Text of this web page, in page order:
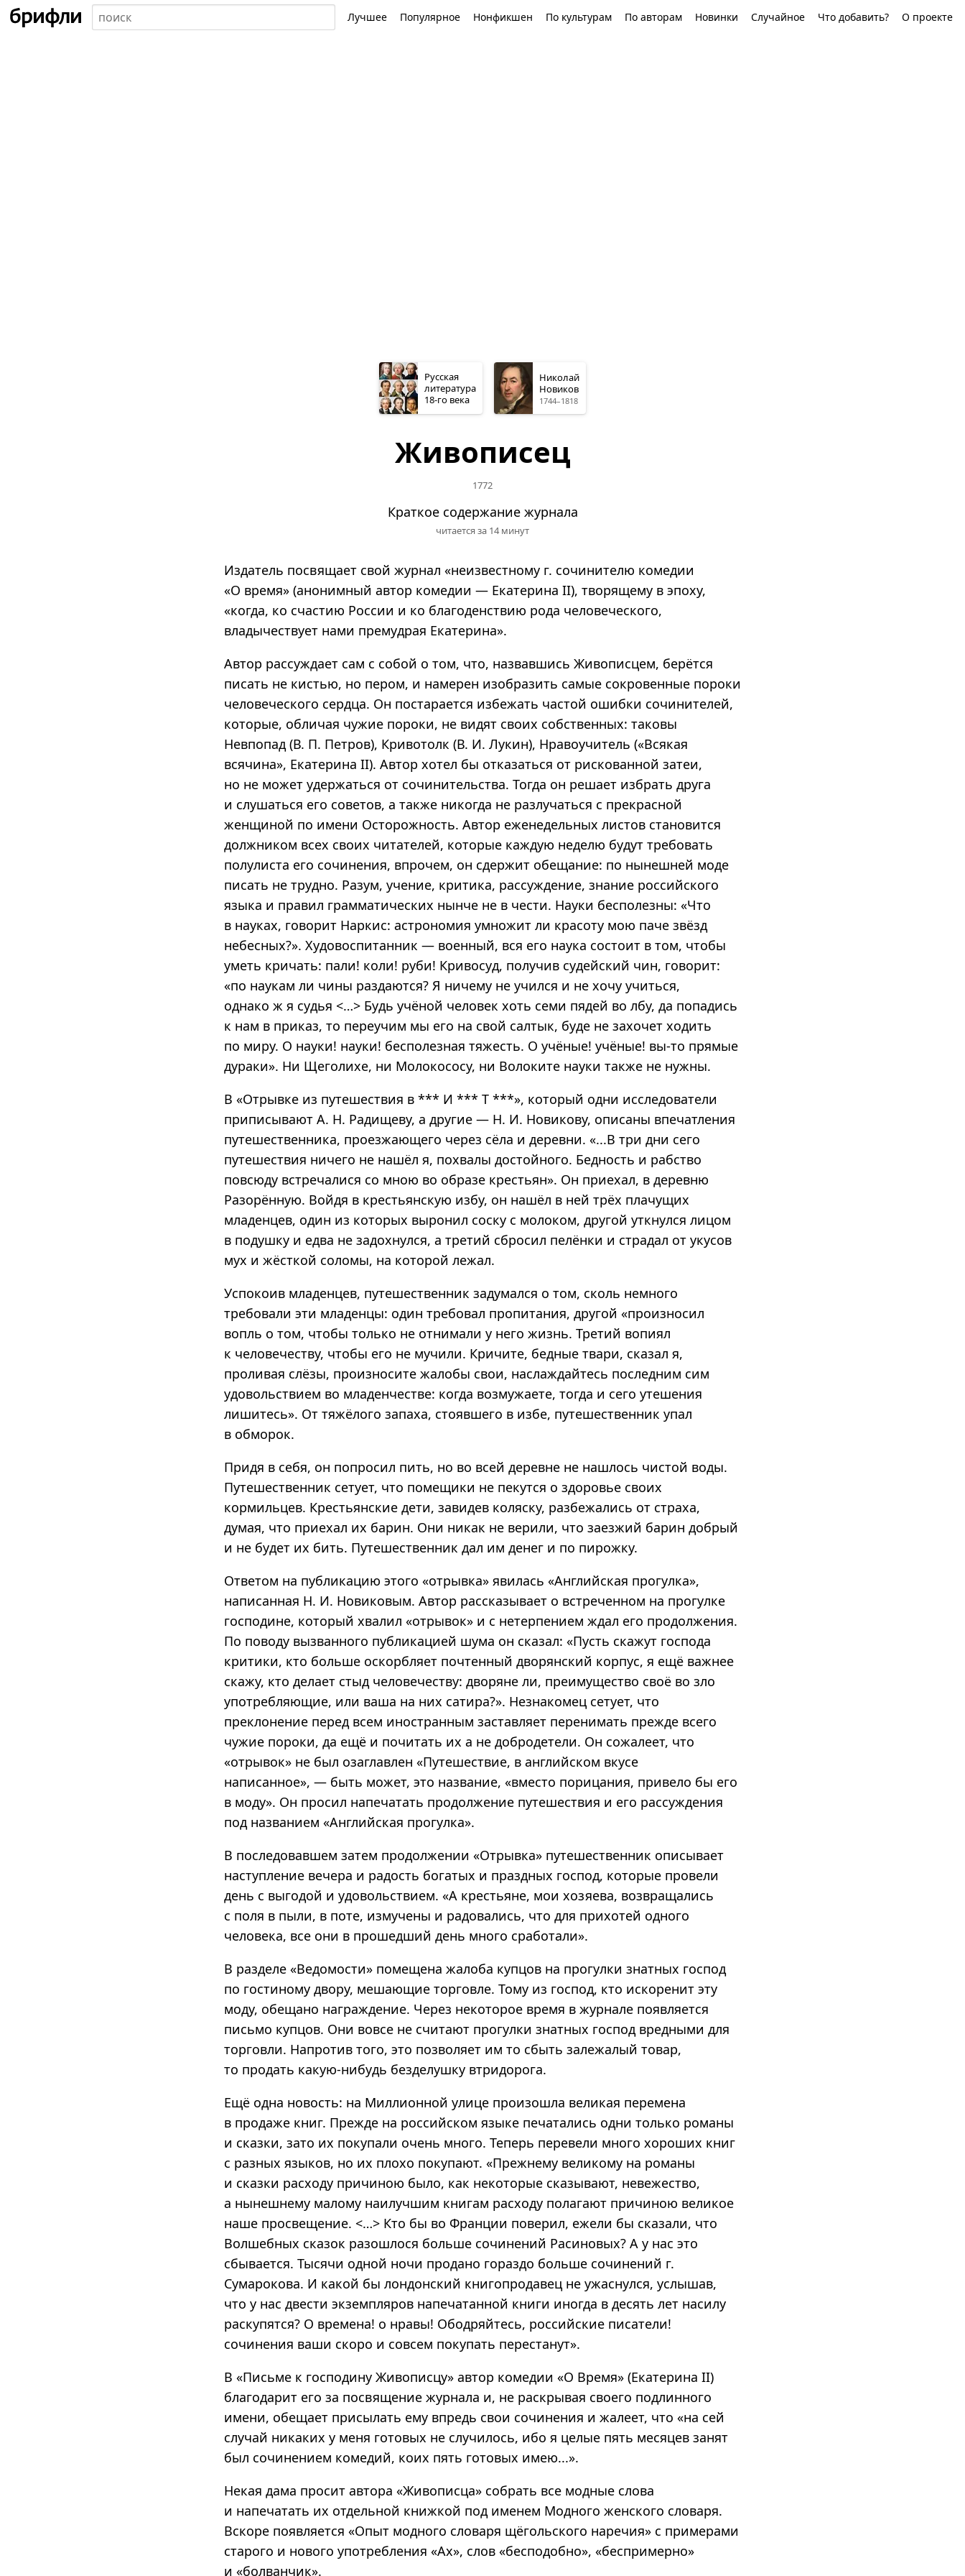
Лучшее Популярное Нонфикшен По культурам По авторам Новинки Случайное Что добавить? О проекте
Русская
литература
18-го века
Николай
Новиков
1744–1818
Живописец
1772
Краткое содержание журнала
читается за 14 минут
Издатель посвящает свой журнал «неизвестному г. сочинителю комедии
«О время» (анонимный автор комедии — Екатерина II), творящему в эпоху,
«когда, ко счастию России и ко благоденствию рода человеческого,
владычествует нами премудрая Екатерина».
Автор рассуждает сам с собой о том, что, назвавшись Живописцем, берётся
писать не кистью, но пером, и намерен изобразить самые сокровенные пороки
человеческого сердца. Он постарается избежать частой ошибки сочинителей,
которые, обличая чужие пороки, не видят своих собственных: таковы
Невпопад (В. П. Петров), Кривотолк (В. И. Лукин), Нравоучитель («Всякая
всячина», Екатерина II). Автор хотел бы отказаться от рискованной затеи,
но не может удержаться от сочинительства. Тогда он решает избрать друга
и слушаться его советов, а также никогда не разлучаться с прекрасной
женщиной по имени Осторожность. Автор еженедельных листов становится
должником всех своих читателей, которые каждую неделю будут требовать
полулиста его сочинения, впрочем, он сдержит обещание: по нынешней моде
писать не трудно. Разум, учение, критика, рассуждение, знание российского
языка и правил грамматических нынче не в чести. Науки бесполезны: «Что
в науках, говорит Наркис: астрономия умножит ли красоту мою паче звёзд
небесных?». Худовоспитанник — военный, вся его наука состоит в том, чтобы
уметь кричать: пали! коли! руби! Кривосуд, получив судейский чин, говорит:
«по наукам ли чины раздаются? Я ничему не учился и не хочу учиться,
однако ж я судья <…> Будь учёной человек хоть семи пядей во лбу, да попадись
к нам в приказ, то переучим мы его на свой салтык, буде не захочет ходить
по миру. О науки! науки! бесполезная тяжесть. О учёные! учёные! вы-то прямые
дураки». Ни Щеголихе, ни Молокососу, ни Волоките науки также не нужны.
В «Отрывке из путешествия в *** И *** Т ***», который одни исследователи
приписывают А. Н. Радищеву, а другие — Н. И. Новикову, описаны впечатления
путешественника, проезжающего через сёла и деревни. «...В три дни сего
путешествия ничего не нашёл я, похвалы достойного. Бедность и рабство
повсюду встречалися со мною во образе крестьян». Он приехал, в деревню
Разорённую. Войдя в крестьянскую избу, он нашёл в ней трёх плачущих
младенцев, один из которых выронил соску с молоком, другой уткнулся лицом
в подушку и едва не задохнулся, а третий сбросил пелёнки и страдал от укусов
мух и жёсткой соломы, на которой лежал.
Успокоив младенцев, путешественник задумался о том, сколь немного
требовали эти младенцы: один требовал пропитания, другой «произносил
вопль о том, чтобы только не отнимали у него жизнь. Третий вопиял
к человечеству, чтобы его не мучили. Кричите, бедные твари, сказал я,
проливая слёзы, произносите жалобы свои, наслаждайтесь последним сим
удовольствием во младенчестве: когда возмужаете, тогда и сего утешения
лишитесь». От тяжёлого запаха, стоявшего в избе, путешественник упал
в обморок.
Придя в себя, он попросил пить, но во всей деревне не нашлось чистой воды.
Путешественник сетует, что помещики не пекутся о здоровье своих
кормильцев. Крестьянские дети, завидев коляску, разбежались от страха,
думая, что приехал их барин. Они никак не верили, что заезжий барин добрый
и не будет их бить. Путешественник дал им денег и по пирожку.
Ответом на публикацию этого «отрывка» явилась «Английская прогулка»,
написанная Н. И. Новиковым. Автор рассказывает о встреченном на прогулке
господине, который хвалил «отрывок» и с нетерпением ждал его продолжения.
По поводу вызванного публикацией шума он сказал: «Пусть скажут господа
критики, кто больше оскорбляет почтенный дворянский корпус, я ещё важнее
скажу, кто делает стыд человечеству: дворяне ли, преимущество своё во зло
употребляющие, или ваша на них сатира?». Незнакомец сетует, что
преклонение перед всем иностранным заставляет перенимать прежде всего
чужие пороки, да ещё и почитать их а не добродетели. Он сожалеет, что
«отрывок» не был озаглавлен «Путешествие, в английском вкусе
написанное», — быть может, это название, «вместо порицания, привело бы его
в моду». Он просил напечатать продолжение путешествия и его рассуждения
под названием «Английская прогулка».
В последовавшем затем продолжении «Отрывка» путешественник описывает
наступление вечера и радость богатых и праздных господ, которые провели
день с выгодой и удовольствием. «А крестьяне, мои хозяева, возвращались
с поля в пыли, в поте, измучены и радовались, что для прихотей одного
человека, все они в прошедший день много сработали».
В разделе «Ведомости» помещена жалоба купцов на прогулки знатных господ
по гостиному двору, мешающие торговле. Тому из господ, кто искоренит эту
моду, обещано награждение. Через некоторое время в журнале появляется
письмо купцов. Они вовсе не считают прогулки знатных господ вредными для
торговли. Напротив того, это позволяет им то сбыть залежалый товар,
то продать какую-нибудь безделушку втридорога.
Ещё одна новость: на Миллионной улице произошла великая перемена
в продаже книг. Прежде на российском языке печатались одни только романы
и сказки, зато их покупали очень много. Теперь перевели много хороших книг
с разных языков, но их плохо покупают. «Прежнему великому на романы
и сказки расходу причиною было, как некоторые сказывают, невежество,
а нынешнему малому наилучшим книгам расходу полагают причиною великое
наше просвещение. <…> Кто бы во Франции поверил, ежели бы сказали, что
Волшебных сказок разошлося больше сочинений Расиновых? А у нас это
сбывается. Тысячи одной ночи продано гораздо больше сочинений г.
Сумарокова. И какой бы лондонский книгопродавец не ужаснулся, услышав,
что у нас двести экземпляров напечатанной книги иногда в десять лет насилу
раскупятся? О времена! о нравы! Ободряйтесь, российские писатели!
сочинения ваши скоро и совсем покупать перестанут».
В «Письме к господину Живописцу» автор комедии «О Время» (Екатерина II)
благодарит его за посвящение журнала и, не раскрывая своего подлинного
имени, обещает присылать ему впредь свои сочинения и жалеет, что «на сей
случай никаких у меня готовых не случилось, ибо я целые пять месяцев занят
был сочинением комедий, коих пять готовых имею...».
Некая дама просит автора «Живописца» собрать все модные слова
и напечатать их отдельной книжкой под именем Модного женского словаря.
Вскоре появляется «Опыт модного словаря щёгольского наречия» с примерами
старого и нового употребления «Ах», слов «бесподобно», «беспримерно»
и «болванчик».